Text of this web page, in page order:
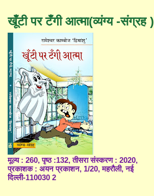
खूँटी पर टँगी आत्मा(व्यंग्य -संग्रह )
मूल्य : 260, पृष्ठ :132, तीसरा संस्करण : 2020,
प्रकाशक : अयन प्रकाशन, 1/20, महरौली, नई
दिल्ली-110030 2